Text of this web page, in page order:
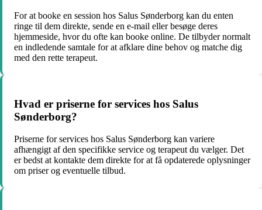
For at booke en session hos Salus Sønderborg kan du enten
ringe til dem direkte, sende en e-mail eller besøge deres
hjemmeside, hvor du ofte kan booke online. De tilbyder normalt
en indledende samtale for at afklare dine behov og matche dig
med den rette terapeut.
Hvad er priserne for services hos Salus
Sønderborg?
Priserne for services hos Salus Sønderborg kan variere
afhængigt af den specifikke service og terapeut du vælger. Det
er bedst at kontakte dem direkte for at få opdaterede oplysninger
om priser og eventuelle tilbud.